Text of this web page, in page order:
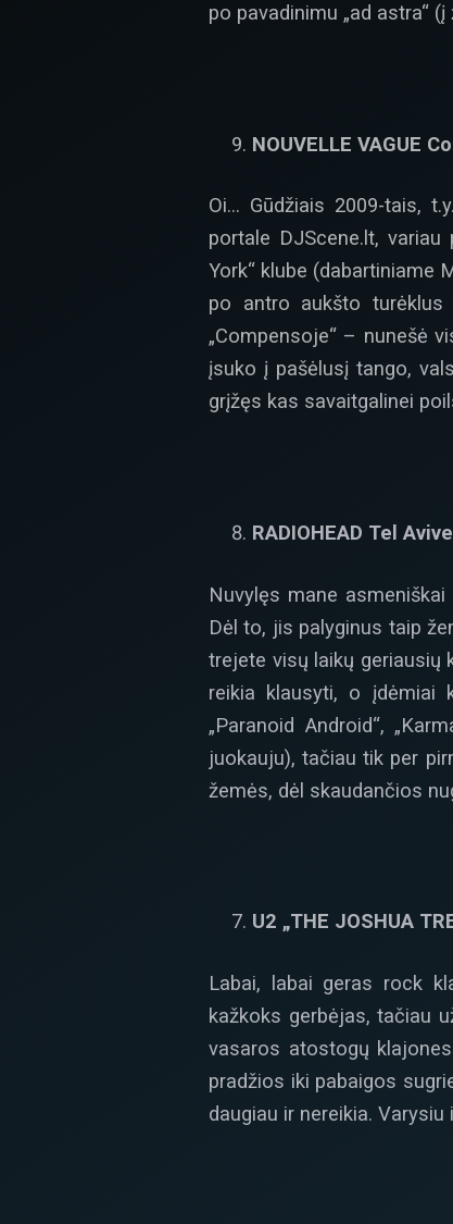
po pavadinimu „ad astra“
NOUVELLE VAGUE
Oi… Gūdžiais 2009-tais,
portale DJScene.lt,
York“ klube (dabartiniame
po antro aukšto turėklus
„Compensoje“ – nunešė
įsuko į pašėlusį tango,
grįžęs kas savaitgalinei
RADIOHEAD Tel Avive
Nuvylęs mane
Dėl to, jis palyginus taip
trejete visų laikų geriausių
reikia klausyti, o įdėmiai
„Paranoid Android“,
juokauju), tačiau tik per
žemės, dėl skaudančios
U2 „THE JOSHUA
Labai, labai geras rock
kažkoks gerbėjas, tačiau
vasaros atostogų
pradžios iki pabaigos
daugiau ir nereikia.